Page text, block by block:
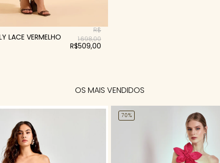
LACE VERMELHO
R$
1.698,00
R$509,00
OS MAIS VENDIDOS
70%